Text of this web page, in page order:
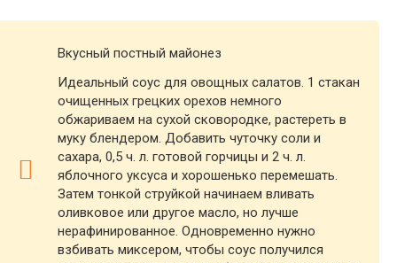
Вкусный постный майонез
Идеальный соус для овощных салатов. 1 стакан
очищенных грецких орехов немного
обжариваем на сухой сковородке, растереть в
муку блендером. Добавить чуточку соли и
сахара, 0,5 ч. л. готовой горчицы и 2 ч. л.
яблочного уксуса и хорошенько перемешать.
Затем тонкой струйкой начинаем вливать
оливковое или другое масло, но лучше
нерафинированное. Одновременно нужно
взбивать миксером, чтобы соус получился